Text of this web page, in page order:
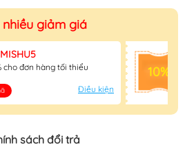
nhiều giảm giá
cho đơn hàng tối thiểu
Điều kiện
10%
sách đổi trả